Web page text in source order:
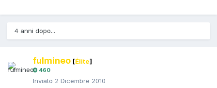
4 anni dopo...
fulmineo [Élite]
460
Inviato 2 Dicembre 2010